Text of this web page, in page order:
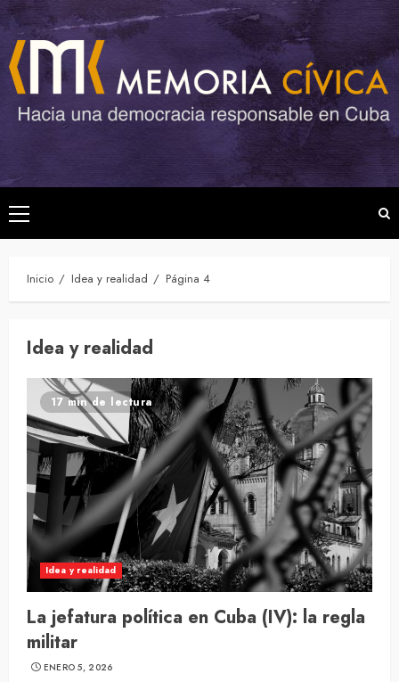
Saltar
al
contenido
Menú
principal
Inicio Idea y realidad Página 4
Idea y realidad
17 min de lectura
Idea y realidad
La jefatura política en Cuba (IV): la regla
militar
ENERO 5, 2026